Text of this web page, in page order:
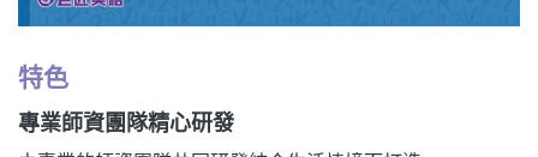
特色
專業師資團隊精心研發